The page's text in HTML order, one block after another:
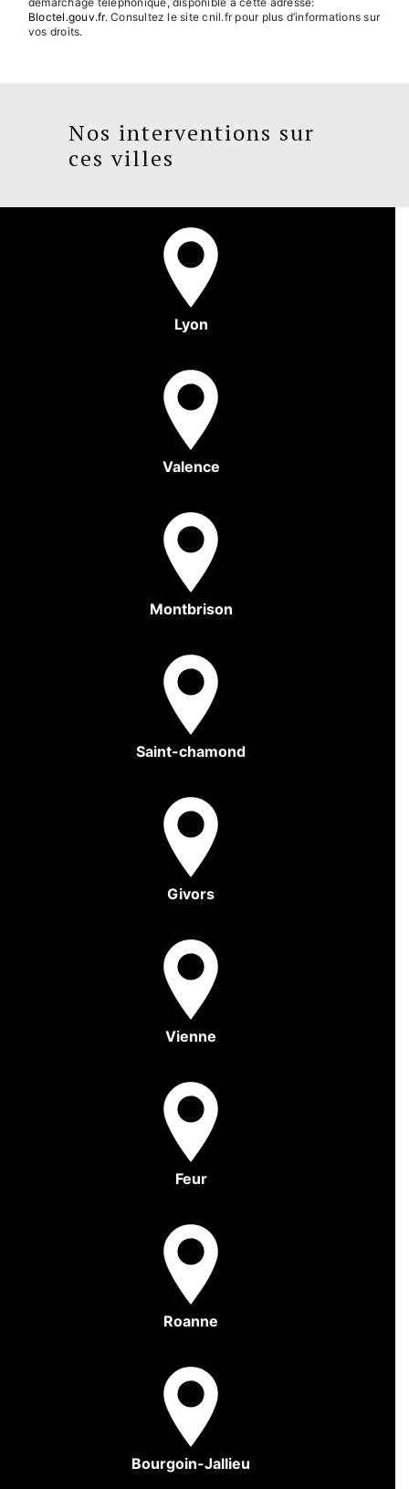
Bloctel.gouv.fr. Consultez le site cnil.fr pour plus d’informations sur
vos droits.
Nos interventions sur
ces villes
Lyon
Valence
Montbrison
Saint-chamond
Givors
Vienne
Feur
Roanne
Bourgoin-Jallieu